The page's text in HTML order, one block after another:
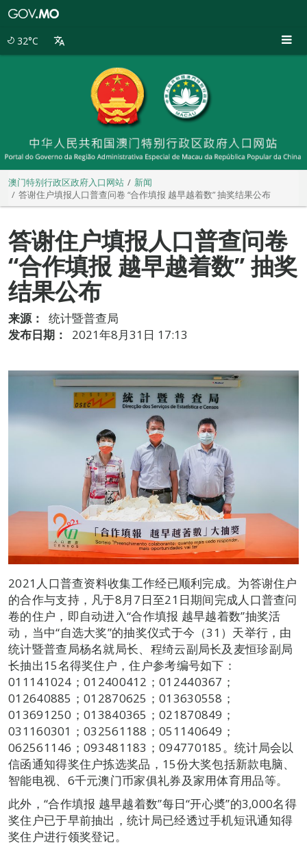
32°C
澳门特别行政区政府入口网站
新闻
答谢住户填报人口普查问卷 “合作填报 越早越着数” 抽奖结果公布
答谢住户填报人口普查问卷
“合作填报 越早越着数” 抽奖
结果公布
来源：
统计暨普查局
发布日期：
2021年8月31日 17:13
2021人口普查资料收集工作经已顺利完成。为答谢住户
的合作与支持，凡于8月7日至21日期间完成人口普查问
卷的住户，即自动进入“合作填报 越早越着数”抽奖活
动，当中“自选大奖”的抽奖仪式于今（31）天举行，由
统计暨普查局杨名就局长、程绮云副局长及麦恒珍副局
长抽出15名得奖住户，住户参考编号如下：
011141024；012400412；012440367；
012640885；012870625；013630558；
013691250；013840365；021870849；
031160301；032561188；051140649；
062561146；093481183；094770185。统计局会以
信函通知得奖住户拣选奖品，15份大奖包括新款电脑、
智能电视、6千元澳门币家俱礼券及家用体育用品等。
此外，“合作填报 越早越着数”每日“开心奬”的3,000名得
奖住户已于早前抽出，统计局已经透过手机短讯通知得
奖住户进行领奖登记。